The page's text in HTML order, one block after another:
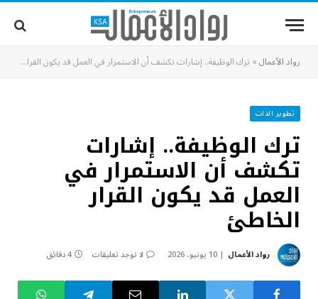
رواد الأعمال» ترك الوظيفة.. إشارات تكشف أن الاستمرار في العمل قد يكون القرار الخاطئ
تطوير الذات
ترك الوظيفة.. إشارات
تكشف أن الاستمرار في
العمل قد يكون القرار
الخاطئ
رواد الأعمال 10 يونيو، 2026 لا توجد تعليقات 4 دقائق